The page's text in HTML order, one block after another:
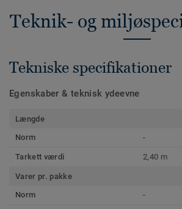
Teknik- og
Tekniske specifikationer
Egenskaber & teknisk ydeevne
Længde
Norm
-
Tarkett værdi 2,40 m
Varer pr. pakke
Norm
-